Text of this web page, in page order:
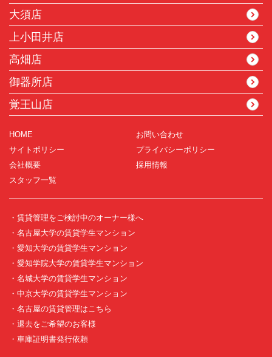
大須店
上小田井店
高畑店
御器所店
覚王山店
HOME
お問い合わせ
サイトポリシー
プライバシーポリシー
会社概要
採用情報
スタッフ一覧
・賃貸管理をご検討中のオーナー様へ
・名古屋大学の賃貸学生マンション
・愛知大学の賃貸学生マンション
・愛知学院大学の賃貸学生マンション
・名城大学の賃貸学生マンション
・中京大学の賃貸学生マンション
・名古屋の賃貸管理はこちら
・退去をご希望のお客様
・車庫証明書発行依頼